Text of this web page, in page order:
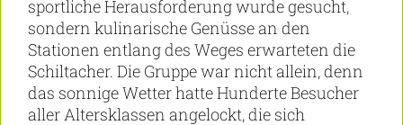
sportliche Herausforderung wurde gesucht,
sondern kulinarische Genüsse an den
Stationen entlang des Weges erwarteten die
Schiltacher. Die Gruppe war nicht allein, denn
das sonnige Wetter hatte Hunderte Besucher
aller Altersklassen angelockt, die sich